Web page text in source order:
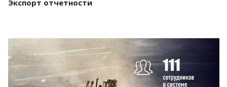
Экспорт отчетности